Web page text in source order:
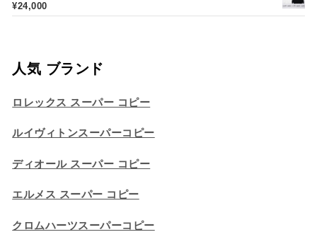
¥24,000
人気 ブランド
ロレックス スーパー コピー
ルイヴィトンスーパーコピー
ディオール スーパー コピー
エルメス スーパー コピー
クロムハーツスーパーコピー